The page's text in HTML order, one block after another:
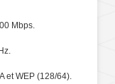
Mbps.
et WEP (128/64).